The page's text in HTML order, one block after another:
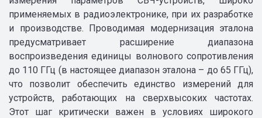
применяемых в радиоэлектронике, при их разработке
и производстве. Проводимая модернизация эталона
предусматривает расширение диапазона
воспроизведения единицы волнового сопротивления
до 110 ГГц (в настоящее диапазон эталона – до 65 ГГц),
что позволит обеспечить единство измерений для
устройств, работающих на сверхвысоких частотах.
Этот шаг критически важен в условиях широкого